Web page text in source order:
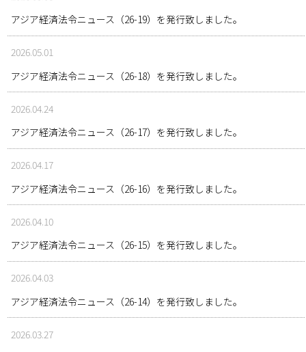
アジア経済法令ニュース（26-19）を発行致しました。
2026.05.01
アジア経済法令ニュース（26-18）を発行致しました。
2026.04.24
アジア経済法令ニュース（26-17）を発行致しました。
2026.04.17
アジア経済法令ニュース（26-16）を発行致しました。
2026.04.10
アジア経済法令ニュース（26-15）を発行致しました。
2026.04.03
アジア経済法令ニュース（26-14）を発行致しました。
2026.03.27